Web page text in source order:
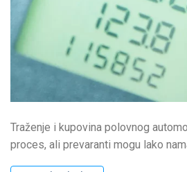
Traženje i kupovina polovnog
proces, ali prevaranti mogu lako